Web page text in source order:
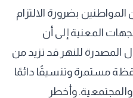
المواطنين بضرورة الالتزام
المعنية إلى أن
المصدرة للنهر قد تزيد من
مستمرة وتنسيقًا دائمًا
وأخطر